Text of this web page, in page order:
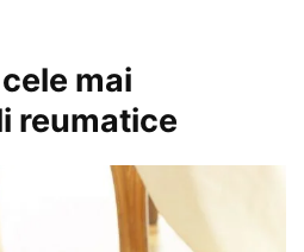
mai
reumatice